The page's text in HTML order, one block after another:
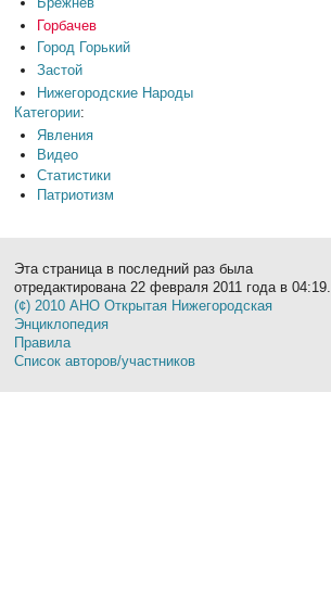
Горбачев
Город Горький
Застой
Нижегородские Народы
Категории:
Явления
Видео
Статистики
Патриотизм
Эта страница в последний раз была
отредактирована 22 февраля 2011 года в 04:19.
(¢) 2010 АНО Открытая Нижегородская
Энциклопедия
Правила
Список авторов/участников